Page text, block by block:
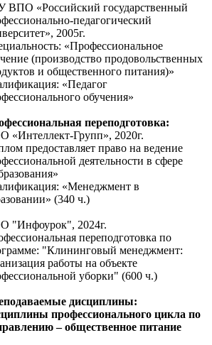
ВПО «Российский государственный
педагогический
2005г.
«Профессиональное
(производство продовольственных
и общественного питания)»
«Педагог
обучения»
переподготовка:
«Интеллект-Групп», 2020г.
предоставляет право на ведение
деятельности в сфере
«Менеджмент в
(340 ч.)
"Инфоурок", 2024г.
переподготовка по
"Клининговый менеджмент:
работы на объекте
уборки" (600 ч.)
дисциплины:
профессионального цикла по
– общественное питание